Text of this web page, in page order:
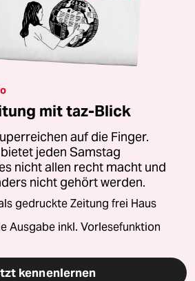
mit taz-Blick
auf die Finger.
jeden Samstag
nicht allen recht macht und
nicht gehört werden.
gedruckte Zeitung frei Haus
Ausgabe inkl. Vorlesefunktion
kennenlernen